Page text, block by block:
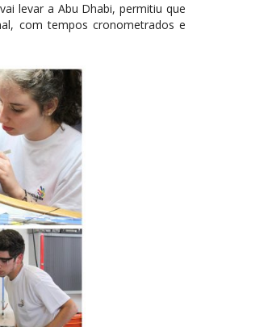
levar a Abu Dhabi, permitiu que
com tempos cronometrados e